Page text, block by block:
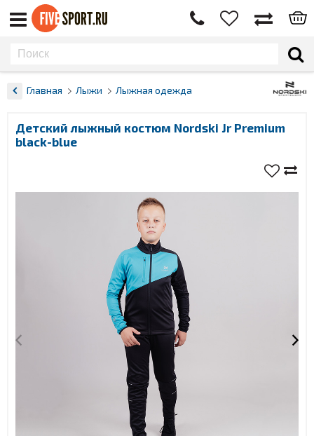
Главная Лыжи Лыжная одежда
Детский лыжный костюм Nordski Jr Premium
black-blue